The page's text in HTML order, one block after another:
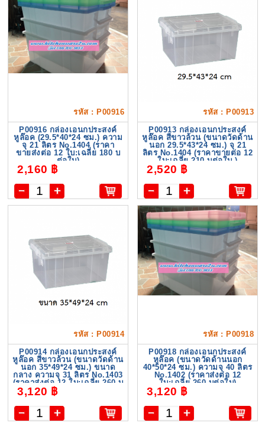
รหัส : P00916
P00916 กล่องเอนกประสงค์
หูล๊อค (29.5*40*24 ซม.) ความ
จุ 21 ลิตร No.1404 (ราคา
ขายส่งต่อ 12 ใบ:เฉลี่ย 180 บ
ต่อใบ)
2,160 ฿
รหัส : P00913
P00913 กล่องเอนกประสงค์
หูล๊อค สีขาวล้วน (ขนาดวัดด้าน
นอก 29.5*43*24 ซม.) จุ 21
ลิตร No.1404 (ราคาขายต่อ 12
ใบ:เฉลี่ย 210 บต่อใบ )
2,520 ฿
รหัส : P00914
P00914 กล่องเอนกประสงค์
หูล๊อค สีขาวล้วน (ขนาดวัดด้าน
นอก 35*49*24 ซม.) ขนาด
กลาง ความจุ 31 ลิตร No.1403
(ราคาส่งต่อ 12 ใบ:เฉลี่ย 260 บ
ต่อใบ)
3,120 ฿
รหัส : P00918
P00918 กล่องเอนกประสงค์
หูล๊อค (ขนาดวัดด้านนอก
40*50*24 ซม.) ความจุ 40 ลิตร
No.1402 (ราคาส่งต่อ 12
ใบ:เฉลี่ย 260 บต่อใบ)
3,120 ฿